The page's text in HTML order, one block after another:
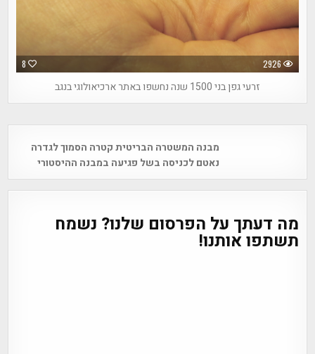
8 2926
זרעי גפן בני 1500 שנה נחשפו באתר ארכיאולוגי בנגב
navigationמבנה המשטרה הבריטית קטרה הסמוך לגדרה
נאטם לכניסה בשל פגיעה במבנה ההיסטורי
מה דעתך על הפרסום שלנו? נשמח
תשתפו אותנו!